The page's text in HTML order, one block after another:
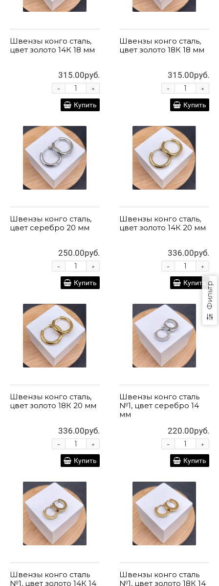
Фильтр
Швензы конго сталь,
цвет золото 14К 18 мм
315.00руб.
+
-
Купить
Швензы конго сталь,
цвет золото 18К 18 мм
315.00руб.
+
-
Купить
Швензы конго сталь,
цвет серебро 20 мм
250.00руб.
+
-
Купить
Швензы конго сталь,
цвет золото 14К 20 мм
336.00руб.
+
-
Купить
Швензы конго сталь,
цвет золото 18К 20 мм
336.00руб.
+
-
Купить
Швензы конго сталь
№1, цвет серебро 14
мм
220.00руб.
+
-
Купить
Швензы конго сталь
№1, цвет золото 14К 14
Швензы конго сталь
№1, цвет золото 18К 14